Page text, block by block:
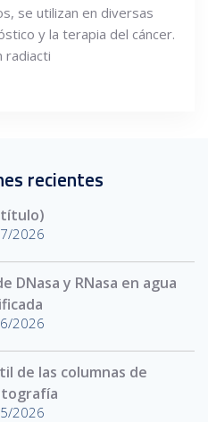
se utilizan en diversas
y la terapia del cáncer.
radiacti
recientes
2026
DNasa y RNasa en agua
2026
de las columnas de
2026